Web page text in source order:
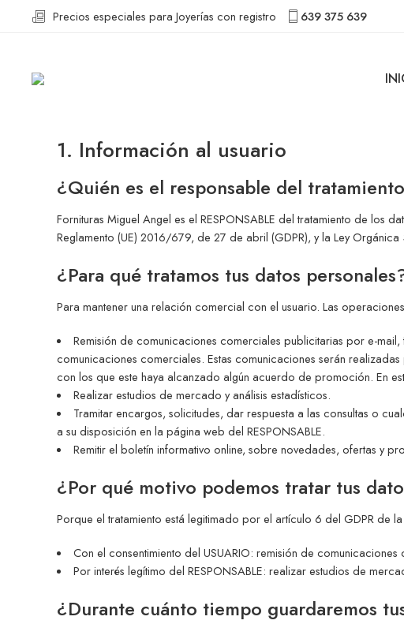
Precios especiales para Joyerías con registro 639 375 639
1. Información al usuario
¿Quién es el responsable del
Fornituras Miguel Angel es el RESPONSABLE del tratamiento de los
Reglamento (UE) 2016/679, de 27 de abril (GDPR), y la Ley
¿Para qué tratamos tus datos
Para mantener una relación comercial con el usuario. Las
Remisión de comunicaciones comerciales publicitarias por e-
comunicaciones comerciales. Estas comunicaciones serán
con los que este haya alcanzado algún acuerdo de promoción. En
Realizar estudios de mercado y análisis estadísticos.
Tramitar encargos, solicitudes, dar respuesta a las consultas o
a su disposición en la página web del RESPONSABLE.
Remitir el boletín informativo online, sobre novedades, ofertas y
¿Por qué motivo podemos tratar tus
Porque el tratamiento está legitimado por el artículo 6 del GDPR de
Con el consentimiento del USUARIO: remisión de
Por interés legítimo del RESPONSABLE: realizar estudios de
¿Durante cuánto tiempo guardaremos